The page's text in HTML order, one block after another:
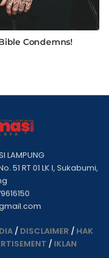
LAMPUNG
51 RT 01 LK I, Sukabumi,
/ DISCLAIMER / HAK
/ IKLAN